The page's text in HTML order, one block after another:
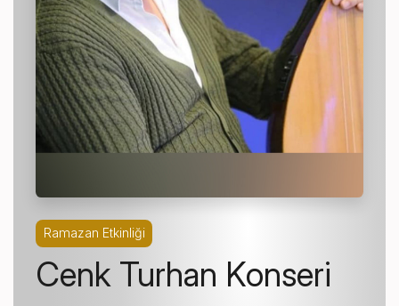
Ramazan Etkinliği
Cenk Turhan Konseri